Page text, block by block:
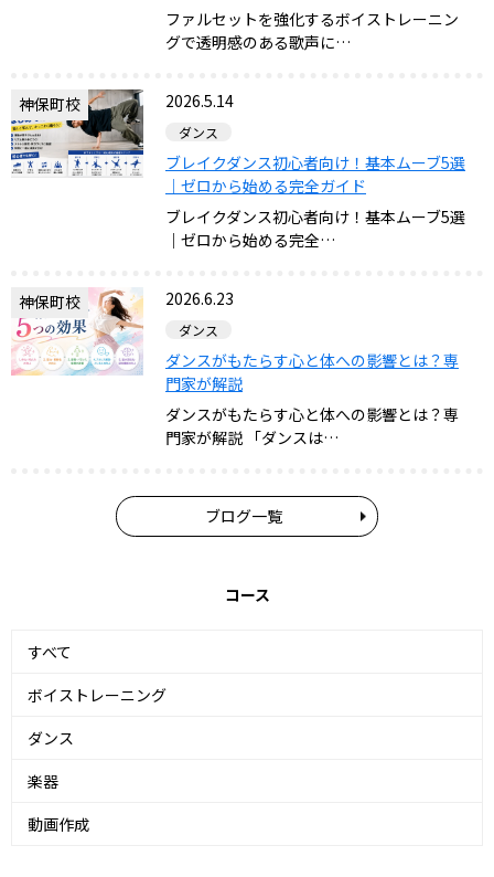
ファルセットを強化するボイストレーニン
グで透明感のある歌声に…
神保町校 2026.5.14
ダンス
ブレイクダンス初心者向け！基本ムーブ5選
｜ゼロから始める完全ガイド
ブレイクダンス初心者向け！基本ムーブ5選
｜ゼロから始める完全…
神保町校 2026.6.23
ダンス
ダンスがもたらす心と体への影響とは？専
門家が解説
ダンスがもたらす心と体への影響とは？専
門家が解説 「ダンスは…
ブログ一覧
コース
すべて
ボイストレーニング
ダンス
楽器
動画作成